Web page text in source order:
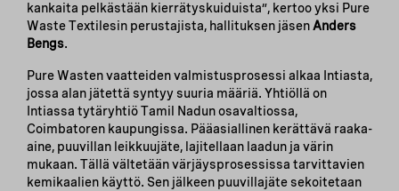
kankaita pelkästään kierrätyskuiduista”, kertoo yksi Pure
Waste Textilesin perustajista, hallituksen jäsenAnders
Bengs.
Pure Wasten vaatteiden valmistusprosessi alkaa Intiasta,
jossa alan jätettä syntyy suuria määriä. Yhtiöllä on
Intiassa tytäryhtiö Tamil Nadun osavaltiossa,
Coimbatoren kaupungissa. Pääasiallinen kerättävä raaka-
aine, puuvillan leikkuujäte, lajitellaan laadun ja värin
mukaan. Tällä vältetään värjäysprosessissa tarvittavien
kemikaalien käyttö. Sen jälkeen puuvillajäte sekoitetaan